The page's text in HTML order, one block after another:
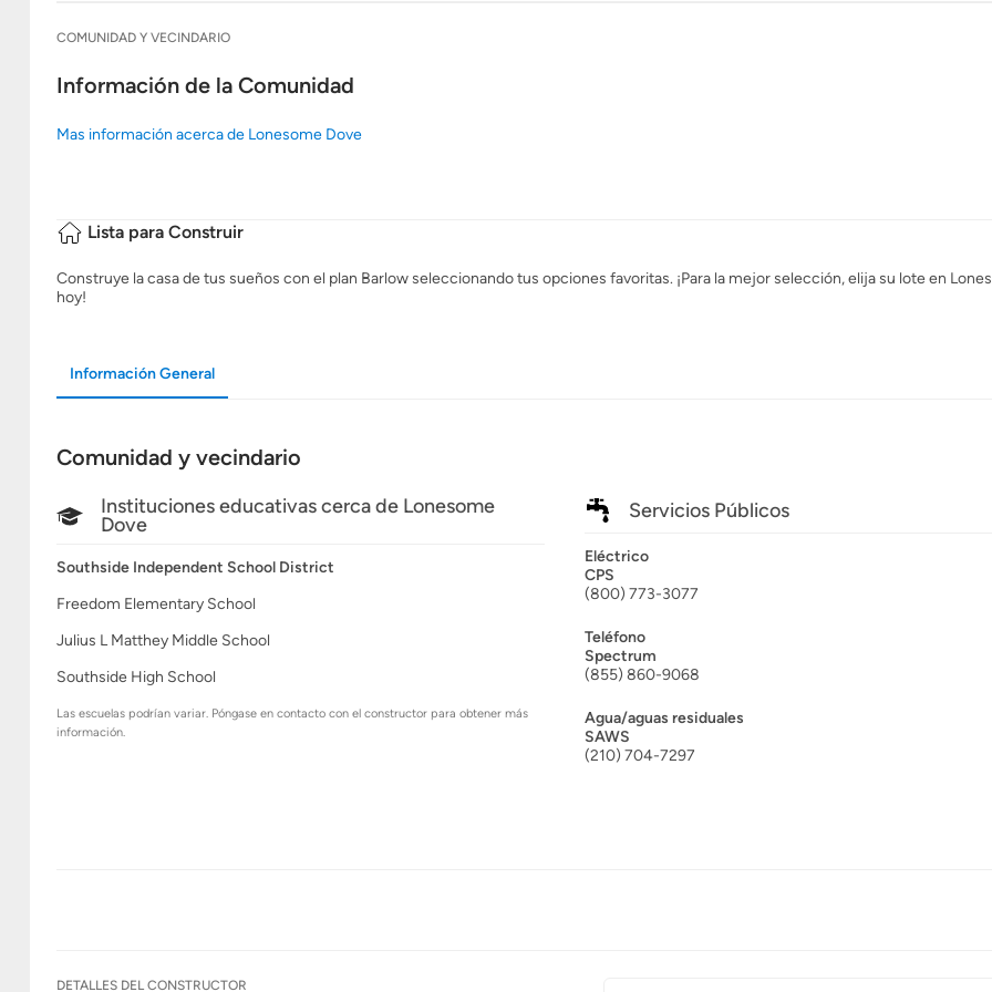
COMUNIDAD Y VECINDARIO
Información de la Comunidad
Mas información acerca de Lonesome Dove
Lista para Construir
Construye la casa de tus sueños con el plan Barlow seleccionando tus opciones favoritas. ¡Para la mejor selección, elija su lote en
hoy!
Información General
Comunidad y vecindario
Instituciones educativas cerca de Lonesome
Dove
Southside Independent School District
Freedom Elementary School
Julius L Matthey Middle School
Southside High School
Las escuelas podrían variar. Póngase en contacto con el constructor para obtener más
información.
Servicios Públicos
Eléctrico
CPS
(800) 773-3077
Teléfono
Spectrum
(855) 860-9068
Agua/aguas residuales
SAWS
(210) 704-7297
DETALLES DEL CONSTRUCTOR